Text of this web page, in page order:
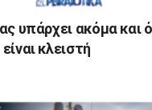
υπάρχει ακόμα και
κλειστή